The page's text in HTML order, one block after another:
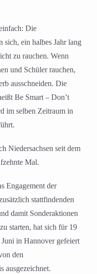
Die
sich, ein halbes Jahr lang
zu rauchen. Wenn
und Schüler rauchen,
ausschneiden. Die
Be Smart – Don’t
im selben Zeitraum in
Niedersachsen seit dem
Mal.
Engagement der
stattfindenden
damit Sonderaktionen
starten, hat sich für 19
in Hannover gefeiert
den
ausgezeichnet.